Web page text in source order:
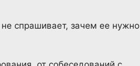
спрашивает, зачем ее нужно